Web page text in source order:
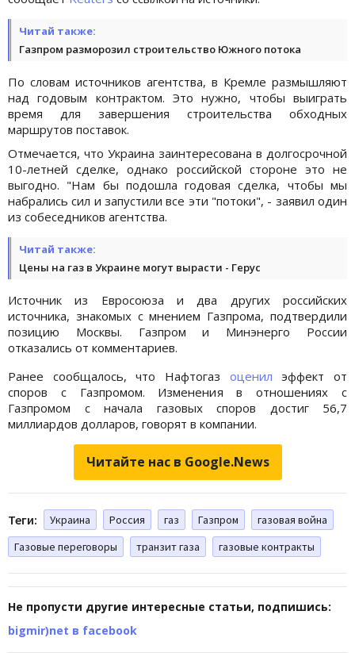
Читай также:
Газпром разморозил строительство Южного потока
По словам источников агентства, в Кремле размышляют
над годовым контрактом. Это нужно, чтобы выиграть
время для завершения строительства обходных
маршрутов поставок.
Отмечается, что Украина заинтересована в долгосрочной
10-летней сделке, однако российской стороне это не
выгодно. "Нам бы подошла годовая сделка, чтобы мы
набрались сил и запустили все эти "потоки", - заявил один
из собеседников агентства.
Читай также:
Цены на газ в Украине могут вырасти - Герус
Источник из Евросоюза и два других российских
источника, знакомых с мнением Газпрома, подтвердили
позицию Москвы. Газпром и Минэнерго России
отказались от комментариев.
Ранее сообщалось, что Нафтогаз оценил эффект от
споров с Газпромом. Изменения в отношениях с
Газпромом с начала газовых споров достиг 56,7
миллиардов долларов, говорят в компании.
Читайте нас в Google.News
Теги: Украина Россия газ Газпром
газовая война
Газовые переговоры
транзит газа газовые контракты
Не пропусти другие интересные статьи, подпишись:
bigmir)net в facebook